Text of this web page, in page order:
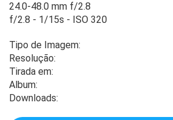
24.0-48.0 mm f/2.8
f/2.8 - 1/15s - ISO 320
Tipo de Imagem:
Resolução:
Tirada em:
Album:
Downloads: